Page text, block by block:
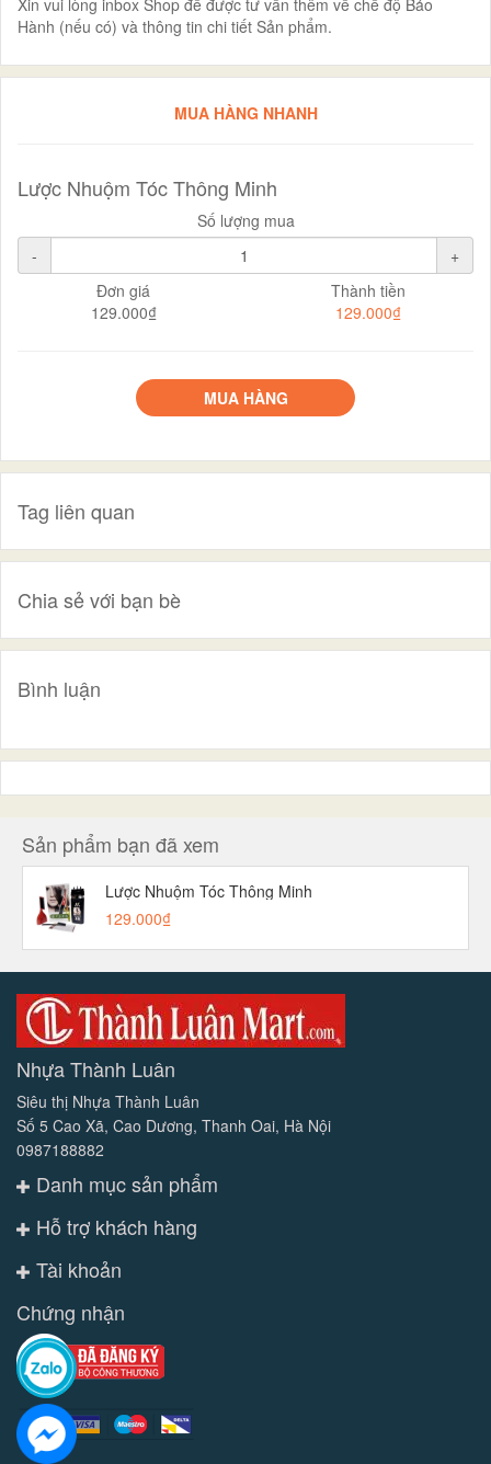
Hành (nếu có) và thông tin chi tiết Sản phẩm.
MUA HÀNG NHANH
Lược Nhuộm Tóc Thông Minh
Số lượng mua
-
+
Đơn giá
129.000₫
Thành tiền
129.000₫
MUA HÀNG
Tag liên quan
Chia sẻ với bạn bè
Bình luận
Sản phẩm bạn đã xem
Lược Nhuộm Tóc Thông Minh
129.000₫
Nhựa Thành Luân
Siêu thị Nhựa Thành Luân
Số 5 Cao Xã, Cao Dương, Thanh Oai, Hà Nội
0987188882
Danh mục sản phẩm
Hỗ trợ khách hàng
Tài khoản
Chứng nhận